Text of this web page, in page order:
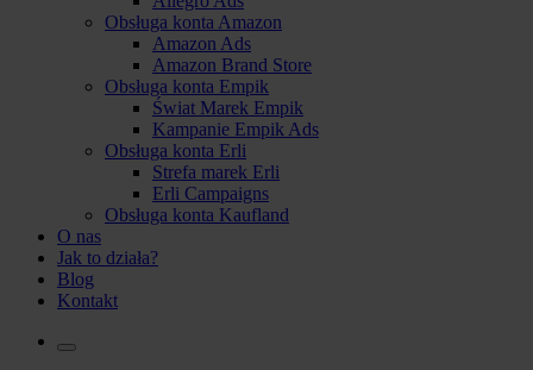
Obsługa konta Amazon
Amazon Ads
Amazon Brand Store
Obsługa konta Empik
Świat Marek Empik
Kampanie Empik Ads
Obsługa konta Erli
Strefa marek Erli
Erli Campaigns
Obsługa konta Kaufland
O nas
Jak to działa?
Blog
Kontakt